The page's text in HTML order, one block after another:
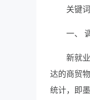
关键
一、
新就
达的商贸
统计，即